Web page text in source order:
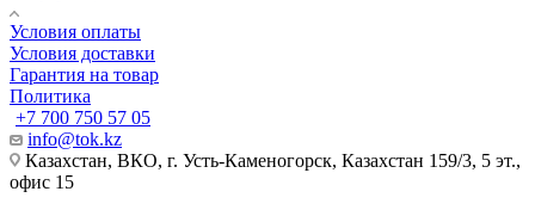
Условия оплаты
Условия доставки
Гарантия на товар
Политика
+7 700 750 57 05
info@tok.kz
Казахстан, ВКО, г. Усть-Каменогорск, Казахстан 159/3, 5 эт.,
офис 15